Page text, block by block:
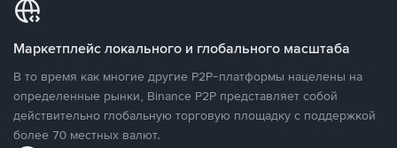
Маркетплейс локального и глобального масштаба
В то время как многие другие P2P-платформы нацелены на
определенные рынки, Binance P2P представляет собой
действительно глобальную торговую площадку с поддержкой
более 70 местных валют.